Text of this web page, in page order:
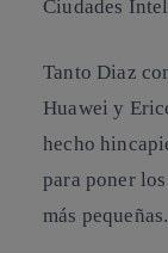
Ciudades
Tanto Diaz
Huawei y
hecho
para poner
más pequeñas.